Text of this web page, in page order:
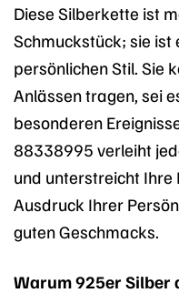
Diese Silberkette ist
Schmuckstück; sie ist
persönlichen Stil. Sie
Anlässen tragen, sei
besonderen
88338995 verleiht
und unterstreicht Ihre
Ausdruck Ihrer
guten Geschmacks.
Warum 925er Silber